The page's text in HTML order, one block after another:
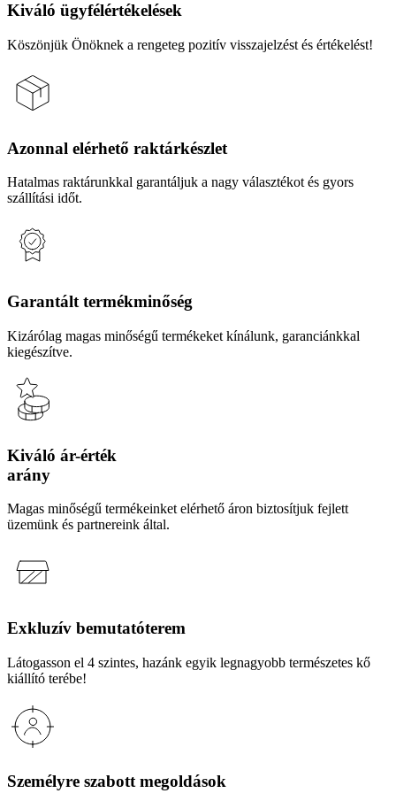
Kiváló ügyfélértékelések
Köszönjük Önöknek a rengeteg pozitív visszajelzést és értékelést!
Azonnal elérhető raktárkészlet
Hatalmas raktárunkkal garantáljuk a nagy választékot és gyors
szállítási időt.
Garantált termékminőség
Kizárólag magas minőségű termékeket kínálunk, garanciánkkal
kiegészítve.
Kiváló ár-érték
arány
Magas minőségű termékeinket elérhető áron biztosítjuk fejlett
üzemünk és partnereink által.
Exkluzív bemutatóterem
Látogasson el 4 szintes, hazánk egyik legnagyobb természetes kő
kiállító terébe!
Személyre szabott megoldások